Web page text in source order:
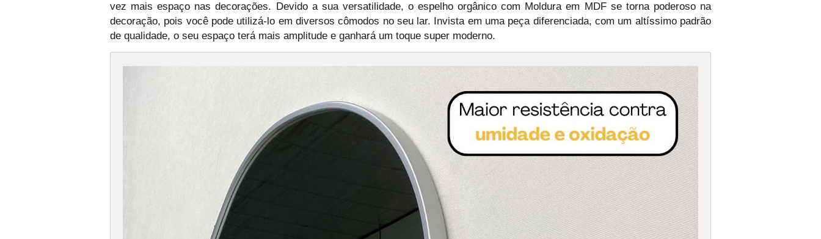
vez mais espaço nas decorações. Devido a sua versatilidade, o espelho orgânico com Moldura em MDF se torna poderoso na
decoração, pois você pode utilizá-lo em diversos cômodos no seu lar. Invista em uma peça diferenciada, com um altíssimo padrão
de qualidade, o seu espaço terá mais amplitude e ganhará um toque super moderno.